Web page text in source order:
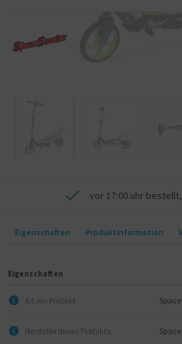
Geeignetes Alter: ab 8 J.
Räder: 2 x 8 Zoll PU
vor 17:00 uhr
Eigenschaften Produktinformation
Eigenschaften
Art von Produkt
Hersteller dieses Produkts